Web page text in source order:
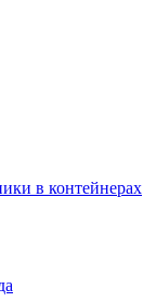
в контейнерах